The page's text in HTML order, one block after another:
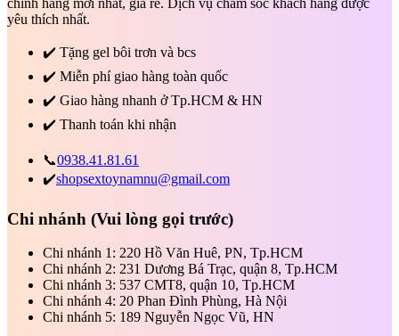
yêu thích nhất.
✔️ Tặng gel bôi trơn và bcs
✔️ Miễn phí giao hàng toàn quốc
✔️ Giao hàng nhanh ở Tp.HCM & HN
✔️ Thanh toán khi nhận
📞0938.41.81.61
✔️shopsextoynamnu@gmail.com
Chi nhánh (Vui lòng gọi trước)
Chi nhánh 1: 220 Hồ Văn Huê, PN, Tp.HCM
Chi nhánh 2: 231 Dương Bá Trạc, quận 8, Tp.HCM
Chi nhánh 3: 537 CMT8, quận 10, Tp.HCM
Chi nhánh 4: 20 Phan Đình Phùng, Hà Nội
Chi nhánh 5: 189 Nguyễn Ngọc Vũ, HN